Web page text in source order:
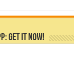
Get it Now!